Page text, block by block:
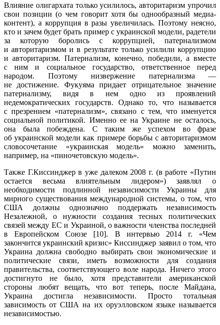
Влияние олигархата только усилилось, авторитаризм упрочил
свои позиции (о чем говорит хотя бы однообразный медиа-
контент), а коррупция в разы увеличилась. Поэтому неясно,
кто и зачем будет брать пример с украинской модели, радетели
за которую боролись с коррупцией, патернализмом
и авторитаризмом и в результате только усилили коррупцию
и авторитаризм. Патернализм, конечно, победили, а вместе
с ним и социальное государство, ответственное перед
народом. Поэтому низвержение патернализма —
не достижение. Фукуяма придает отрицательное значение
патернализму, видя в нем одно из проявлений
недемократических государств. Однако то, что называется
с презрением «патернализм», связано с тем, что именуется
социальной политикой. Именно ее на Украине не осталось,
она была побеждена. С таким же успехом во фразе
об украинской модели как примере борьбы с авторитаризмом
словосочетание «украинская модель» можно заменить,
например, на «пиночетовскую модель».
Также Г.Киссинджер в уже далеком 2008 г. (в работе «Путин
остается весьма влиятельным лидером») заявлял о
необходимости подлинной независимости Украины для
мирного существования международной системы, о том, что
США должны однозначно поддержать независимость
Незалежной, о нужности создания тесных политических
связей между ЕС и Украиной, о важности членства последней
в Европейском Союзе [10]. В интервью 2014 г. «Чем
закончится украинский кризис» Киссинджер заявил о том, что
Украина должна свободно выбирать свои экономические и
политические связи, иметь возможности для создания
правительства, соответствующего воле народа. Ничего этого
достигнуто не было, хотя представители американской
стороны любят вещать, что вот теперь, после Майдана,
Украина достигла независимости. Просто тотальная
зависимость от США на их оруэлловском языке называется
независимостью.